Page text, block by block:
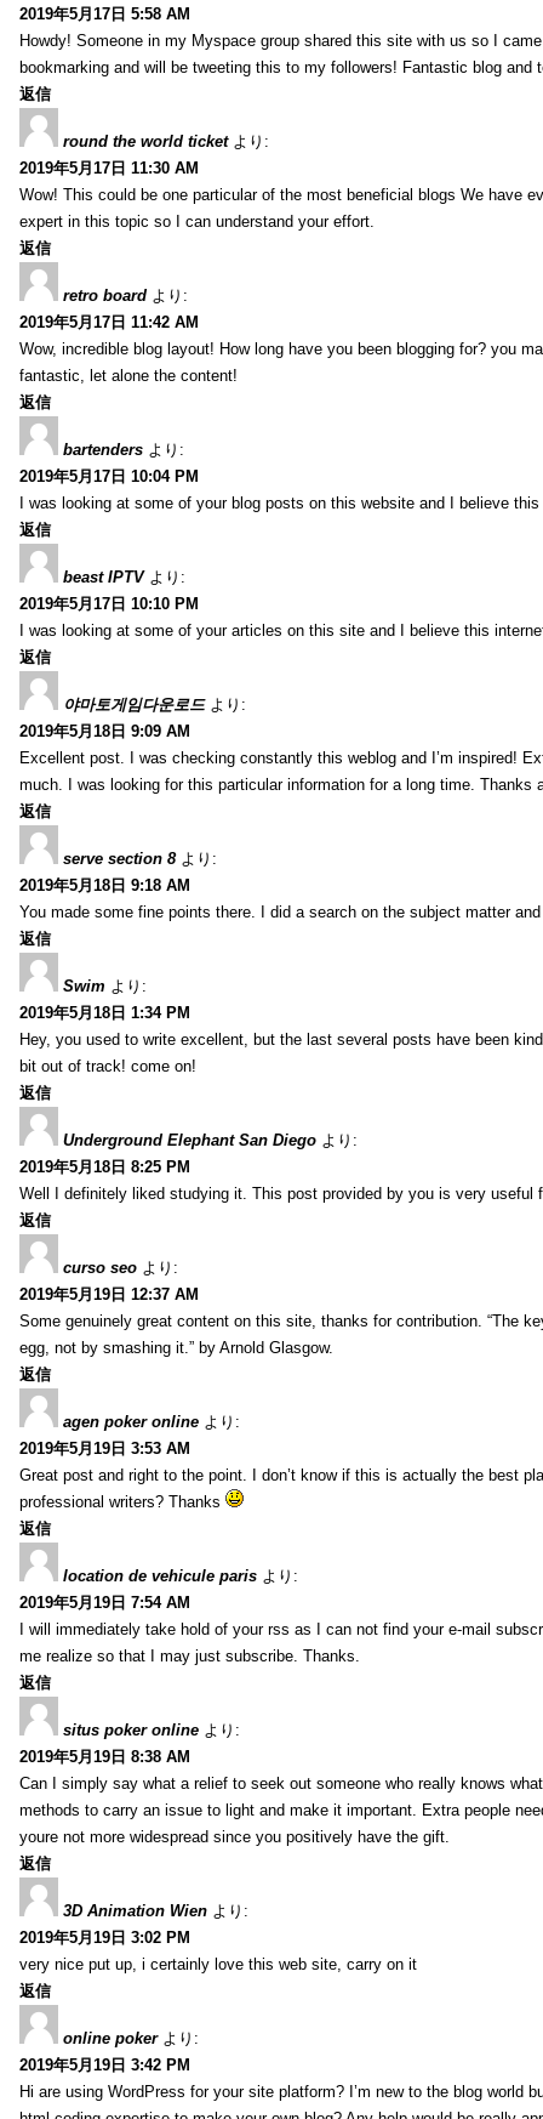
2019年5月17日 5:58 AM
Howdy! Someone in my Myspace group shared this site with us so I
bookmarking and will be tweeting this to my followers! Fantastic blog and
返信
round the world ticket より:
2019年5月17日 11:30 AM
Wow! This could be one particular of the most beneficial blogs We have
expert in this topic so I can understand your effort.
返信
retro board より:
2019年5月17日 11:42 AM
Wow, incredible blog layout! How long have you been blogging for? you
fantastic, let alone the content!
返信
bartenders より:
2019年5月17日 10:04 PM
I was looking at some of your blog posts on this website and I believe
返信
beast IPTV より:
2019年5月17日 10:10 PM
I was looking at some of your articles on this site and I believe this
返信
야마토게임다운로드 より:
2019年5月18日 9:09 AM
Excellent post. I was checking constantly this weblog and I’m inspired!
much. I was looking for this particular information for a long time. Thanks
返信
serve section 8 より:
2019年5月18日 9:18 AM
You made some fine points there. I did a search on the subject matter
返信
Swim より:
2019年5月18日 1:34 PM
Hey, you used to write excellent, but the last several posts have been
bit out of track! come on!
返信
Underground Elephant San Diego より:
2019年5月18日 8:25 PM
Well I definitely liked studying it. This post provided by you is very useful
返信
curso seo より:
2019年5月19日 12:37 AM
Some genuinely great content on this site, thanks for contribution. “The
egg, not by smashing it.” by Arnold Glasgow.
返信
agen poker online より:
2019年5月19日 3:53 AM
Great post and right to the point. I don’t know if this is actually the best
professional writers? Thanks
返信
location de vehicule paris より:
2019年5月19日 7:54 AM
I will immediately take hold of your rss as I can not find your e-mail
me realize so that I may just subscribe. Thanks.
返信
situs poker online より:
2019年5月19日 8:38 AM
Can I simply say what a relief to seek out someone who really knows
methods to carry an issue to light and make it important. Extra people
youre not more widespread since you positively have the gift.
返信
3D Animation Wien より:
2019年5月19日 3:02 PM
very nice put up, i certainly love this web site, carry on it
返信
online poker より:
2019年5月19日 3:42 PM
Hi are using WordPress for your site platform? I’m new to the blog world